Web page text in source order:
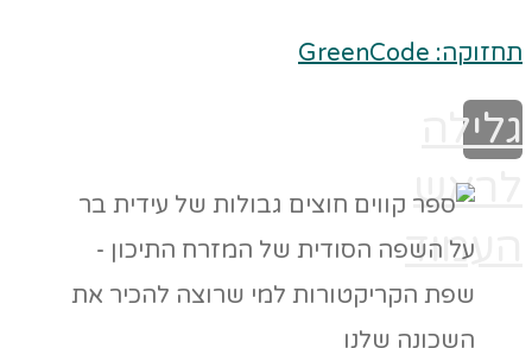
תחזוקה: GreenCode
גלילה
לראש
העמוד